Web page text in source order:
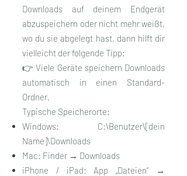
Downloads auf deinem Endgerät
abzuspeichern oder nicht mehr weißt,
wo du sie abgelegt hast, dann hilft dir
vielleicht der folgende Tipp:
👉 Viele Geräte speichern Downloads
automatisch in einen Standard-
Ordner.
Typische Speicherorte:
Windows: C:\Benutzer\[dein
Name]\Downloads
Mac: Finder → Downloads
iPhone / iPad: App „Dateien“ →